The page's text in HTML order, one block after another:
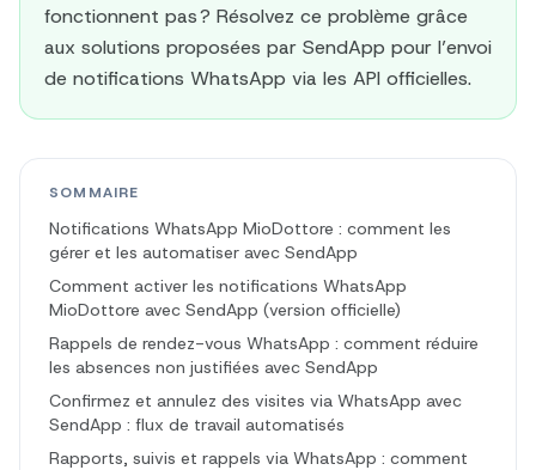
fonctionnent pas ? Résolvez ce problème grâce
aux solutions proposées par SendApp pour l’envoi
de notifications WhatsApp via les API officielles.
SOMMAIRE
Notifications WhatsApp MioDottore : comment les
gérer et les automatiser avec SendApp
Comment activer les notifications WhatsApp
MioDottore avec SendApp (version officielle)
Rappels de rendez-vous WhatsApp : comment réduire
les absences non justifiées avec SendApp
Confirmez et annulez des visites via WhatsApp avec
SendApp : flux de travail automatisés
Rapports, suivis et rappels via WhatsApp : comment